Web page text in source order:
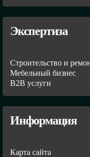
Экспертиза
Строительство и
Мебельный бизнес
В2В услуги
Информация
Карта сайта